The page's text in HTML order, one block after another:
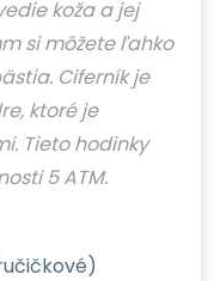
koža a jej
si môžete ľahko
Ciferník je
ktoré je
Tieto hodinky
5 ATM.